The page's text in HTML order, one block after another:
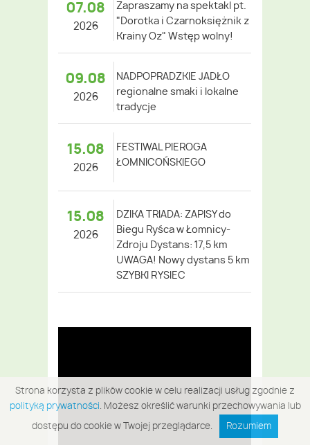
07.08
2026
Zapraszamy na spektakl pt.
"Dorotka i Czarnoksiężnik z
Krainy Oz" Wstęp wolny!
09.08
2026
NADPOPRADZKIE JADŁO
regionalne smaki i lokalne
tradycje
15.08
2026
FESTIWAL PIEROGA
ŁOMNICOŃSKIEGO
15.08
2026
DZIKA TRIADA: ZAPISY do
Biegu Ryśca w Łomnicy-
Zdroju Dystans: 17,5 km
UWAGA! Nowy dystans 5 km
SZYBKI RYSIEC
Strona korzysta z plików cookie w celu realizacji usług zgodnie z
polityką prywatności. Możesz określić warunki przechowywania lub
dostępu do cookie w Twojej przeglądarce. Rozumiem